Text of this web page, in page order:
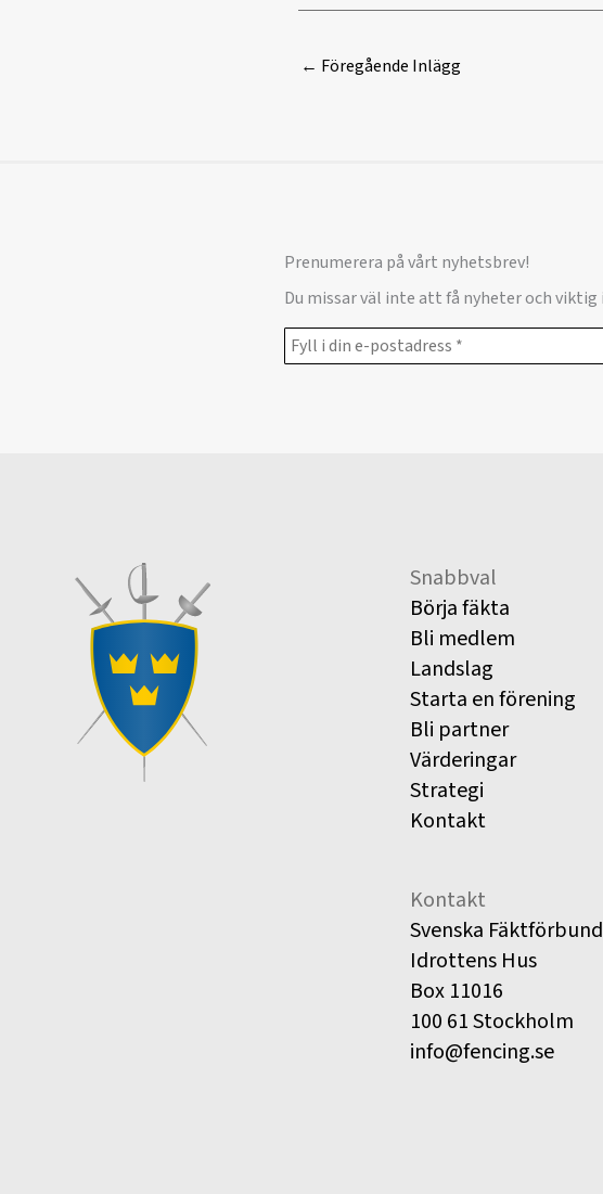
← Föregående Inlägg
Prenumerera på vårt nyhetsbrev!
Du missar väl inte att få nyheter och
Snabbval
Börja fäkta
Bli medlem
Landslag
Starta en förening
Bli partner
Värderingar
Strategi
Kontakt
Kontakt
Svenska
Idrottens Hus
Box 11016
100 61 Stockholm
info@fencing.se